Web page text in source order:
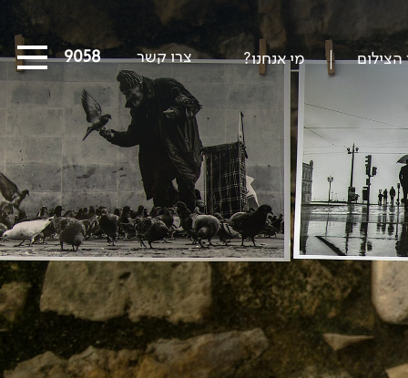
הצילום מי אנחנו? צרו קשר 03-5639058
כל המסעות הקרובים
מסעות שייט
הפרויקטים החברתיים שלנו
סיפורים מבעד לעדשה
כתבו עלינו
על צילום וצלמים
קול קורא